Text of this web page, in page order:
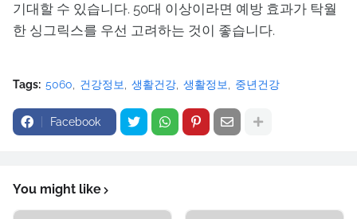
기대할 수 있습니다. 50대 이상이라면 예방 효과가 탁월
한 싱그릭스를 우선 고려하는 것이 좋습니다.
Tags: 5060 건강정보 생활건강 생활정보 중년건강
Facebook
You might like